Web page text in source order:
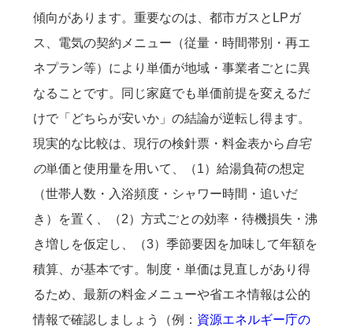
傾向があります。重要なのは、都市ガスとLPガ
ス、電気の契約メニュー（従量・時間帯別・再エ
ネプラン等）により単価が地域・事業者ごとに異
なることです。同じ家庭でも単価前提を変えるだ
けで「どちらが安いか」の結論が逆転し得ます。
現実的な比較は、現行の検針票・料金表から 自宅
の単価と使用量を用いて、（1）給湯負荷の想定
（世帯人数・入浴頻度・シャワー時間・追いだ
き）を置く、（2）方式ごとの効率・待機損失・沸
き増しを仮定し、（3）季節要因を加味して年額を
積算、が基本です。制度・単価は見直しがあり得
るため、最新の料金メニューや省エネ情報は公的
情報で確認しましょう（例： 資源エネルギー庁の